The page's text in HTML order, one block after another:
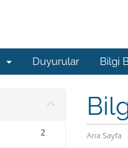
Duyurular Bilgi
Ana Sayfa
2